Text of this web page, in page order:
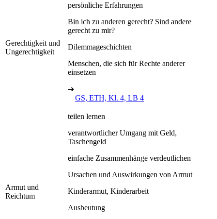
Gerechtigkeit und
Ungerechtigkeit
persönliche Erfahrungen
Bin ich zu anderen gerecht? Sind andere
gerecht zu mir?
Dilemmageschichten
Menschen, die sich für Rechte anderer
einsetzen
➔
GS, ETH, Kl. 4, LB 4
Armut und
Reichtum
teilen lernen
verantwortlicher Umgang mit Geld,
Taschengeld
einfache Zusammenhänge verdeutlichen
Ursachen und Auswirkungen von Armut
Kinderarmut, Kinderarbeit
Ausbeutung